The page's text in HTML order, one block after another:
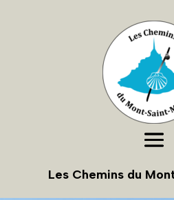
Les Chemins du